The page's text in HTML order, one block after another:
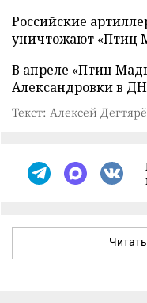
Российские
уничтожают «Птиц
В апреле «Птиц
Александровки в
Текст: Алексей